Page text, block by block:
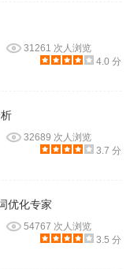
31261 次人浏览
4.0 分
32689 次人浏览
3.7 分
优化专家
54767 次人浏览
3.5 分